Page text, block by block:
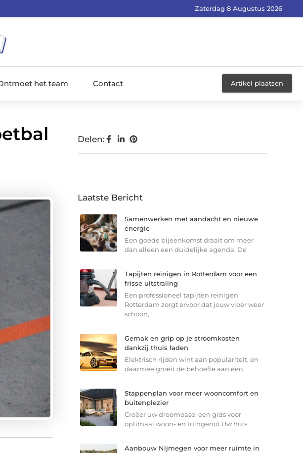
Zaterdag 8 Augustus 2026
het team Contact Artikel plaatsen
Delen:
Laatste Bericht
Samenwerken met aandacht en nieuwe
energie
Een goede bijeenkomst draait om meer
dan alleen een duidelijke agenda. De
Tapijten reinigen in Rotterdam voor een
frisse uitstraling
Een professioneel tapijten reinigen
Rotterdam zorgt ervoor dat jouw vloer weer
schoon,
Gemak en grip op je stroomkosten
dankzij thuis laden
Elektrisch rijden wint aan populariteit, en
daarmee groeit de behoefte aan een
Stappenplan voor meer wooncomfort en
buitenplezier
Creëer uw droomoase: een gids voor
optimaal woon- en tuingenot Uw huis
Aanbouw Nijmegen voor meer ruimte in